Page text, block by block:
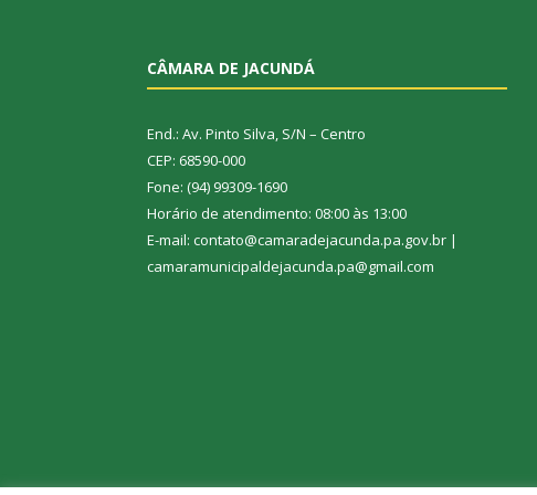
CÂMARA DE JACUNDÁ
End.: Av. Pinto Silva, S/N – Centro
CEP: 68590-000
Fone: (94) 99309-1690
Horário de atendimento: 08:00 às 13:00
E-mail: contato@camaradejacunda.pa.gov.br |
camaramunicipaldejacunda.pa@gmail.com